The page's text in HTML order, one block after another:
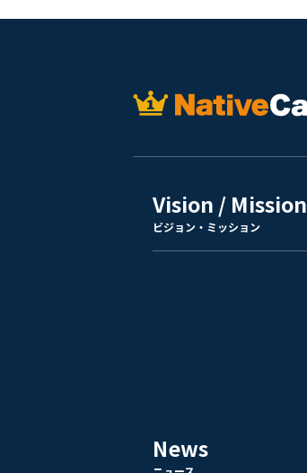
Vision / Mission
ビジョン・ミッション
News